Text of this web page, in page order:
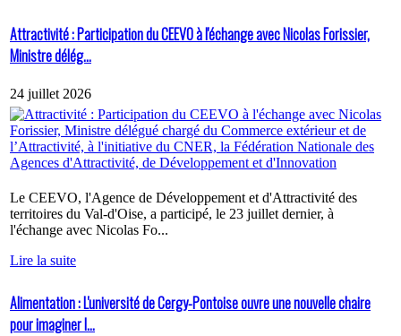
Attractivité : Participation du CEEVO à l'échange avec Nicolas Forissier,
Ministre délég...
24 juillet 2026
Le CEEVO, l'Agence de Développement et d'Attractivité des
territoires du Val-d'Oise, a participé, le 23 juillet dernier, à
l'échange avec Nicolas Fo...
Lire la suite
Alimentation : L'université de Cergy-Pontoise ouvre une nouvelle chaire
pour imaginer l...